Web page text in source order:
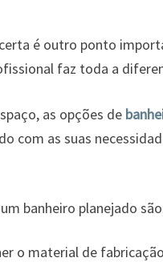
é outro ponto
faz toda a
as opções de
com as suas
banheiro planejado
o material de